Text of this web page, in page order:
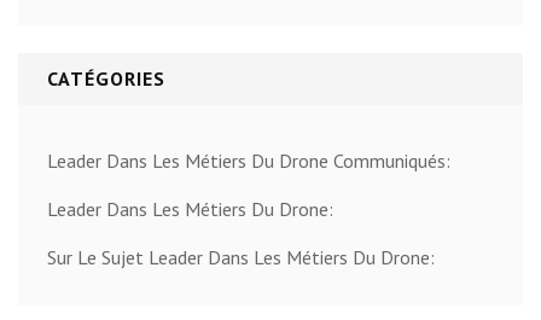
CATÉGORIES
Leader Dans Les Métiers Du Drone Communiqués:
Leader Dans Les Métiers Du Drone:
Sur Le Sujet Leader Dans Les Métiers Du Drone: